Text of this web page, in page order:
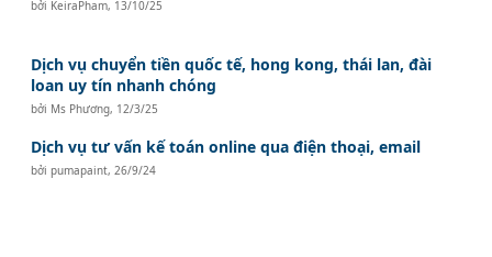
bởi KeiraPham, 13/10/25
Dịch vụ chuyển tiền quốc tế, hong kong, thái lan, đài
loan uy tín nhanh chóng
bởi Ms Phương, 12/3/25
Dịch vụ tư vấn kế toán online qua điện thoại, email
bởipumapaint, 26/9/24